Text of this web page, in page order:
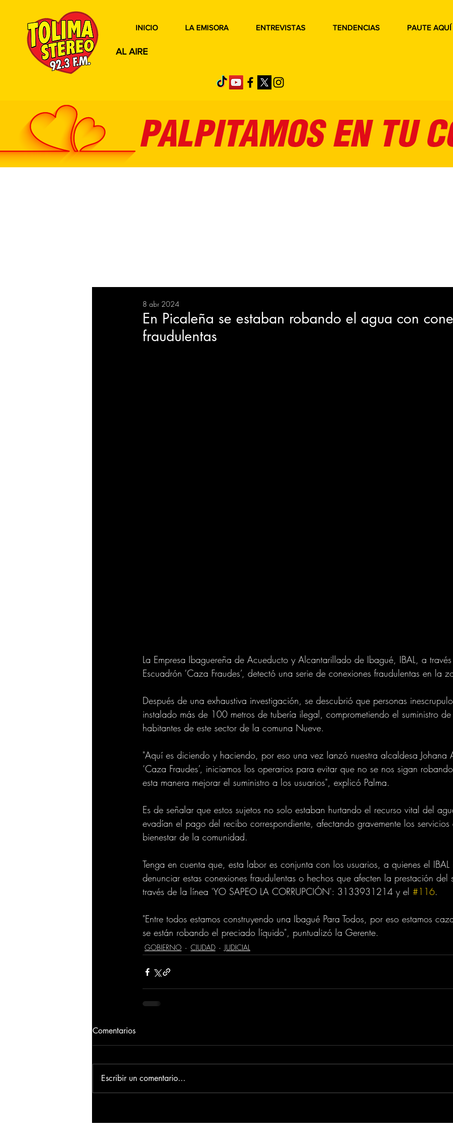
AL AIRE
INICIO LA EMISORA ENTREVISTAS TENDENCIAS PAUTE AQUÍ
BIENESTAR
En Picaleña se estaban robando el agua con
fraudulentas
8 abr 2024
La Empresa Ibaguereña de Acueducto y Alcantarillado de Ibagué, IBAL, a
Escuadrón ‘Caza Fraudes’, detectó una serie de conexiones fraudulentas en la
Después de una exhaustiva investigación, se descubrió que personas
instalado más de 100 metros de tubería ilegal, comprometiendo el suministro
habitantes de este sector de la comuna Nueve.
"Aquí es diciendo y haciendo, por eso una vez lanzó nuestra alcaldesa Johana
‘Caza Fraudes’, iniciamos los operarios para evitar que no se nos sigan
esta manera mejorar el suministro a los usuarios", explicó Palma.
Es de señalar que estos sujetos no solo estaban hurtando el recurso vital del
evadían el pago del recibo correspondiente, afectando gravemente los servicios
bienestar de la comunidad.
Tenga en cuenta que, esta labor es conjunta con los usuarios, a quienes el IBAL
denunciar estas conexiones fraudulentas o hechos que afecten la prestación del
través de la línea 'YO SAPEO LA CORRUPCIÓN': 3133931214 y el #116.
"Entre todos estamos construyendo una Ibagué Para Todos, por eso estamos
se están robando el preciado líquido", puntualizó la Gerente.
GOBIERNO CIUDAD JUDICIAL
Comentarios
Escribir un comentario...